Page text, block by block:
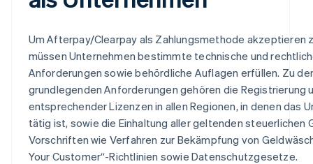
Um Afterpay/Clearpay als Zahlungsmethode akzeptieren
müssen Unternehmen bestimmte technische und
Anforderungen sowie behördliche Auflagen erfüllen. Zu
grundlegenden Anforderungen gehören die Registrierung
entsprechender Lizenzen in allen Regionen, in denen das
tätig ist, sowie die Einhaltung aller geltenden steuerlichen
Vorschriften wie Verfahren zur Bekämpfung von
Your Customer“-Richtlinien sowie Datenschutzgesetze.